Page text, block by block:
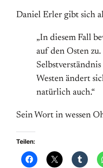
Daniel Erler gibt sich
„In diesem Fall
auf den Osten zu.
Westen ändert
natürlich auch.“
Sein Wort in wessen
Teilen: